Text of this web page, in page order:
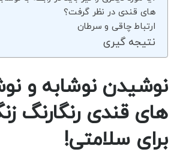
های قندی در نظر گرفت؟
ارتباط چاقی و سرطان
نتیجه گیری
نوشیدن نوشابه و
های قندی رنگارنگ
برای سلامتی!